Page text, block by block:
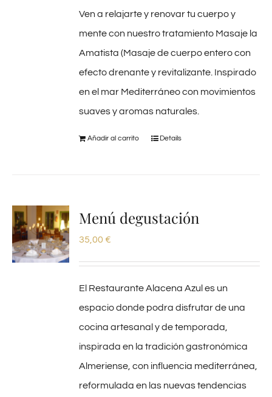
Ven a relajarte y renovar tu cuerpo y
mente con nuestro tratamiento Masaje la
Amatista (Masaje de cuerpo entero con
efecto drenante y revitalizante. Inspirado
en el mar Mediterráneo con movimientos
suaves y aromas naturales.
Añadir al carrito Details
Menú degustación
35,00 €
El Restaurante Alacena Azul es un
espacio donde podra disfrutar de una
cocina artesanal y de temporada,
inspirada en la tradición gastronómica
Almeriense, con influencia mediterránea,
reformulada en las nuevas tendencias